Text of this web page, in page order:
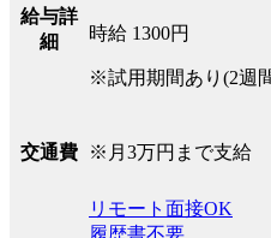
給与詳
細
時給 1300円
※試用期間あり(2週
交通費 ※月3万円まで支給
リモート面接OK
履歴書不要